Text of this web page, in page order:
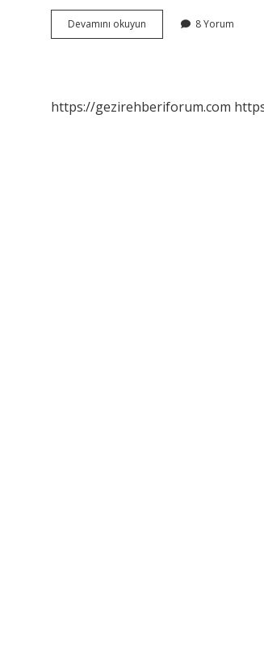
Devamını okuyun
Olan
8 Yorum
https://gezirehberiforum.com